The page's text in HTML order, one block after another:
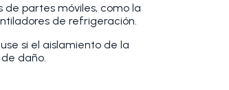
de partes móviles, como la
de refrigeración.
si el aislamiento de la
daño.